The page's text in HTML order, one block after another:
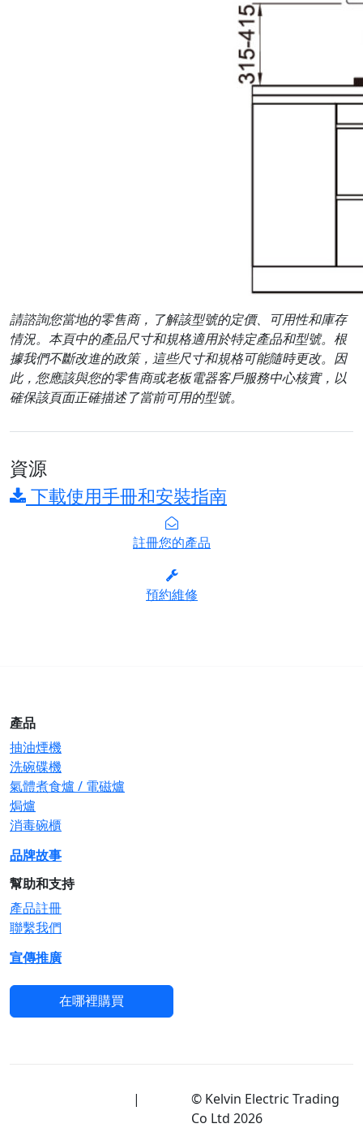
請諮詢您當地的零售商，了解該型號的定價、可用性和庫存
情況。本頁中的產品尺寸和規格適用於特定產品和型號。根
據我們不斷改進的政策，這些尺寸和規格可能隨時更改。因
此，您應該與您的零售商或老板電器客戶服務中心核實，以
確保該頁面正確描述了當前可用的型號。
資源
下載使用手冊和安裝指南
註冊您的產品
預約維修
產品
抽油煙機
洗碗碟機
氣體煮食爐 / 電磁爐
焗爐
消毒碗櫃
品牌故事
幫助和支持
產品註冊
聯繫我們
宣傳推廣
在哪裡購買
|
© Kelvin Electric Trading
Co Ltd 2026